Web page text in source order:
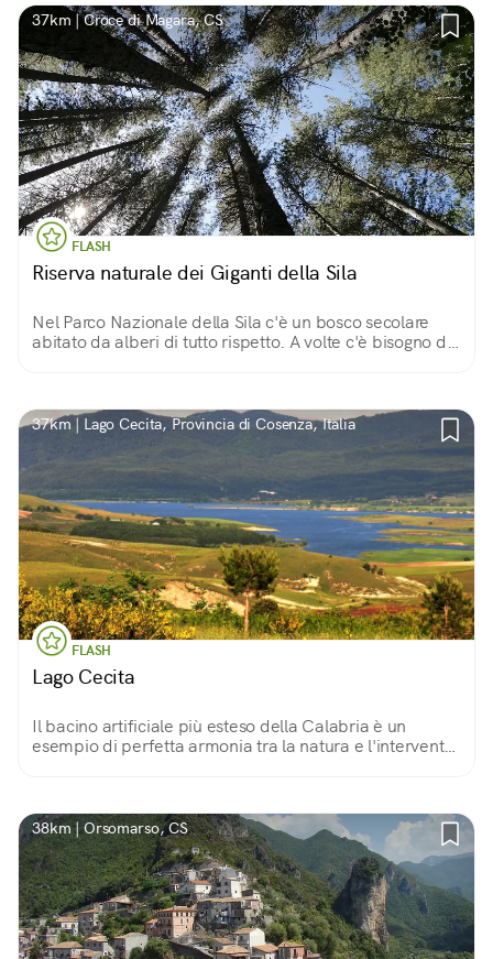
37km | Croce di Magara, CS
FLASH
Riserva naturale dei Giganti della Sila
Nel Parco Nazionale della Sila c'è un bosco secolare
abitato da alberi di tutto rispetto. A volte c'è bisogno di
37km | Lago Cecita, Provincia di Cosenza, Italia
FLASH
Lago Cecita
Il bacino artificiale più esteso della Calabria è un
esempio di perfetta armonia tra la natura e l'intervento
38km | Orsomarso, CS